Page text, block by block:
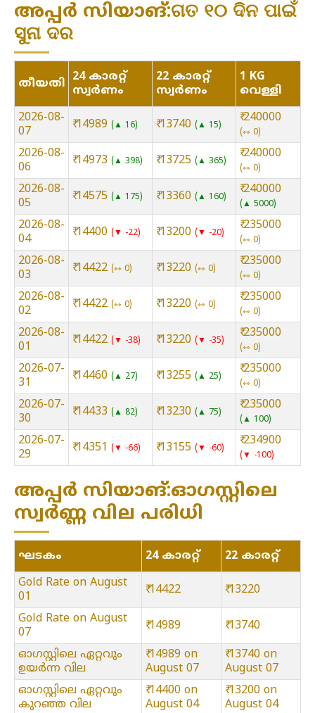
അപ്പർ സിയാങ്:ଗତ ୧୦ ଦିନ ପାଇଁ
ସୁନା ଦର
തീയതി 24 കാരറ്റ്
സ്വർണം
22 കാരറ്റ്
സ്വർണം
1 KG
വെള്ളി
2026-08-
07
₹ 14989 ▲ 16 ₹ 13740 ▲ 15
₹ 240000
⇿ 0
2026-08-
06
₹ 14973 ▲ 398 ₹ 13725 ▲ 365
₹ 240000
⇿ 0
2026-08-
05
₹ 14575 ▲ 175 ₹ 13360 ▲ 160
₹ 240000
▲ 5000
2026-08-
04
₹ 14400 ▼ -22 ₹ 13200 ▼ -20
₹ 235000
⇿ 0
2026-08-
03
₹ 14422 ⇿ 0 ₹ 13220 ⇿ 0
₹ 235000
⇿ 0
2026-08-
02
₹ 14422 ⇿ 0 ₹ 13220 ⇿ 0
₹ 235000
⇿ 0
2026-08-
01
₹ 14422 ▼ -38 ₹ 13220 ▼ -35
₹ 235000
⇿ 0
2026-07-
31
₹ 14460 ▲ 27 ₹ 13255 ▲ 25
₹ 235000
⇿ 0
2026-07-
30
₹ 14433 ▲ 82 ₹ 13230 ▲ 75
₹ 235000
▲ 100
2026-07-
29
₹ 14351 ▼ -66 ₹ 13155 ▼ -60
₹ 234900
▼ -100
അപ്പർ സിയാങ്:ഓഗസ്റ്റിലെ
സ്വർണ്ണ വില പരിധി
ഘടകം 24 കാരറ്റ്
22 കാരറ്റ്
Gold Rate on August
01
₹ 14422 ₹ 13220
Gold Rate on August
07
₹ 14989 ₹ 13740
ഓഗസ്റ്റിലെ ഏറ്റവും
ഉയർന്ന വില
₹ 14989 on
August 07
₹ 13740 on
August 07
ഓഗസ്റ്റിലെ ഏറ്റവും
കുറഞ്ഞ വില
₹ 14400 on
August 04
₹ 13200 on
August 04